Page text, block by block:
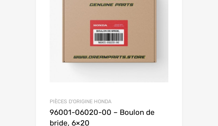
PIÈCES D'ORIGINE HONDA
96001-06020-00 – Boulon de
bride, 6×20